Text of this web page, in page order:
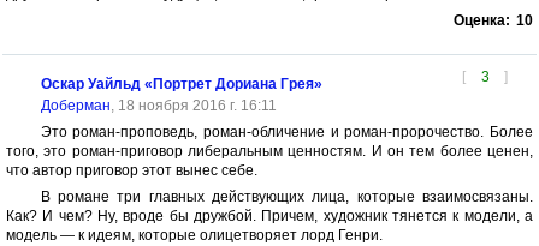
Оценка: 10
[ 3 ]
Оскар Уайльд «Портрет Дориана Грея»
Доберман, 18 ноября 2016 г. 16:11
Это роман-проповедь, роман-обличение и роман-пророчество. Более
того, это роман-приговор либеральным ценностям. И он тем более ценен,
что автор приговор этот вынес себе.
В романе три главных действующих лица, которые взаимосвязаны.
Как? И чем? Ну, вроде бы дружбой. Причем, художник тянется к модели, а
модель — к идеям, которые олицетворяет лорд Генри.